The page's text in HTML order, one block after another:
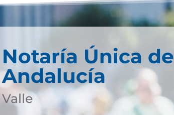
Notaría Única de
Andalucía
Valle